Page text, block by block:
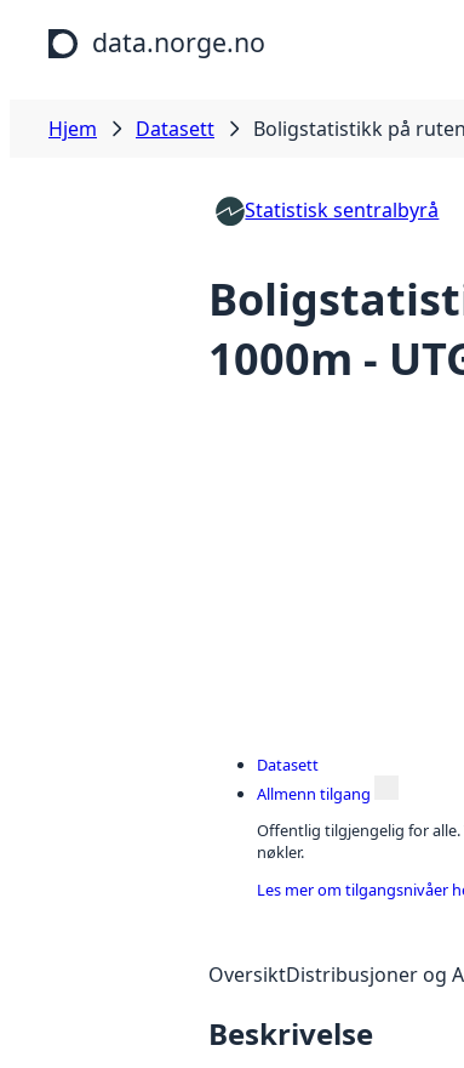
Hopp til hovedinnhold
data.norge.no
Hjem Datasett Boligstatistikk på
Statistisk sentralbyrå
1000m -
Datasett
Allmenn tilgang
Offentlig tilgjengelig for alle.
nøkler.
Les mer om tilgangsnivåer
OversiktDistribusjoner og
Beskrivelse